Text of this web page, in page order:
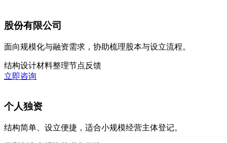
股份有限公司
面向规模化与融资需求，协助梳理股本与设立流程。
结构设计材料整理节点反馈
立即咨询
个人独资
结构简单、设立便捷，适合小规模经营主体登记。